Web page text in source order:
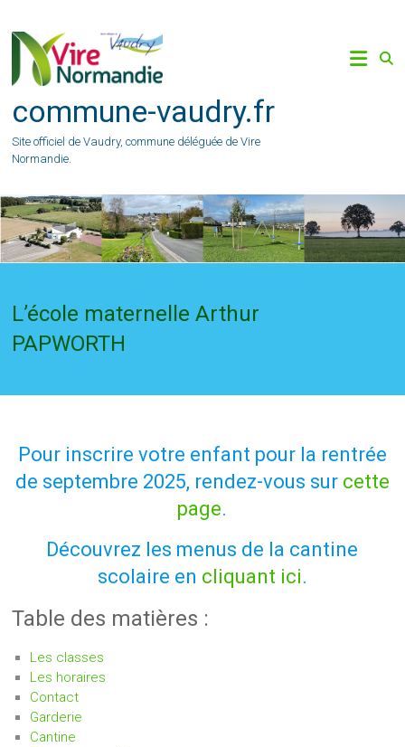
content
commune-vaudry.fr
Site officiel de Vaudry, commune déléguée de Vire
Normandie.
L’école maternelle Arthur
PAPWORTH
Pour inscrire votre enfant pour la rentrée
de septembre 2025, rendez-vous sur cette
page.
Découvrez les menus de la cantine
scolaire en cliquant ici.
Table des matières :
Les classes
Les horaires
Contact
Garderie
Cantine